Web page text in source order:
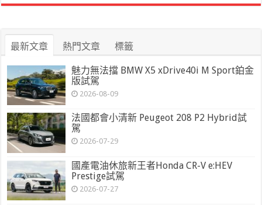
最新文章 熱門文章 標籤
魅力無法擋 BMW X5 xDrive40i M Sport鉑金
版試駕
2026-08-09
法國都會小清新 Peugeot 208 P2 Hybrid試
駕
2026-07-29
國產電油休旅新王者Honda CR-V e:HEV
Prestige試駕
2026-07-27